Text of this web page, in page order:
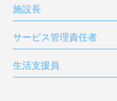
施設長
サービス管理責任者
生活支援員